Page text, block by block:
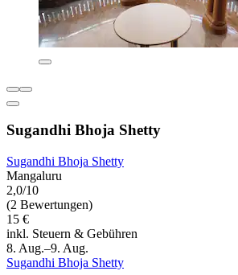
Sugandhi Bhoja Shetty
Sugandhi Bhoja Shetty
Mangaluru
2,0/10
(2 Bewertungen)
15 €
inkl. Steuern & Gebühren
8. Aug.–9. Aug.
Sugandhi Bhoja Shetty